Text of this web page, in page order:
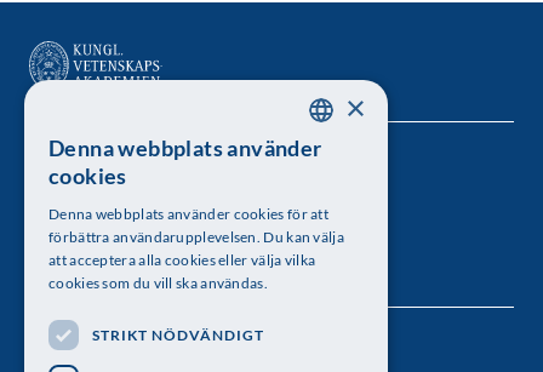
Kungl. Vetenskapsakademien
Besöksadress: Lilla Frescativägen 4A
Telefon: 08-673 95 00
Följ oss
SWEDISH
×
Denna webbplats använder
cookies
Denna webbplats använder cookies för att
förbättra användarupplevelsen. Du kan välja
att acceptera alla cookies eller välja vilka
cookies som du vill ska användas.
STRIKT NÖDVÄNDIGT